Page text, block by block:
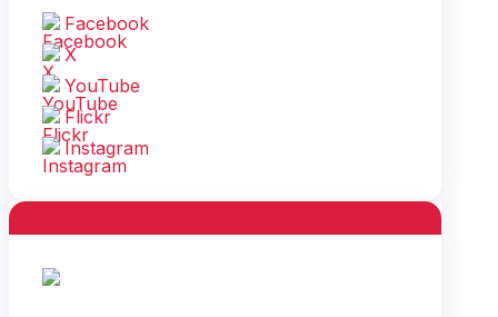
Facebook
X
YouTube
Flickr
Instagram